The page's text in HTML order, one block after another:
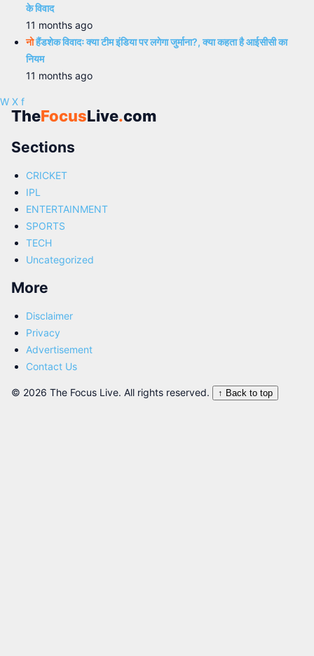
के विवाद
11 months ago
नोहैंडशेक विवादः क्या टीम इंडिया पर लगेगा जुर्माना?, क्या कहता है आईसीसी का
नियम
11 months ago
W X f
TheFocusLive.com
Sections
CRICKET
IPL
ENTERTAINMENT
SPORTS
TECH
Uncategorized
More
Disclaimer
Privacy
Advertisement
Contact Us
© 2026 The Focus Live. All rights reserved. ↑ Back to top